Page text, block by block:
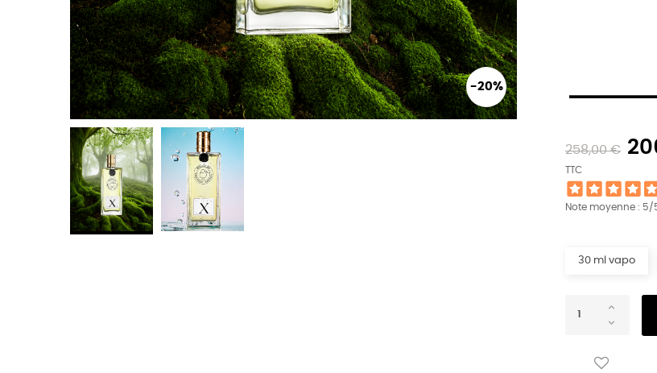
-20%
258,00 €
TTC
Note moyenne : 5/
30 ml vapo